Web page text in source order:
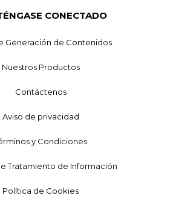
CONECTADO
Generación de Contenidos
Nuestros Productos
Contáctenos
Aviso de privacidad
y Condiciones
Tratamiento de Información
Política de Cookies